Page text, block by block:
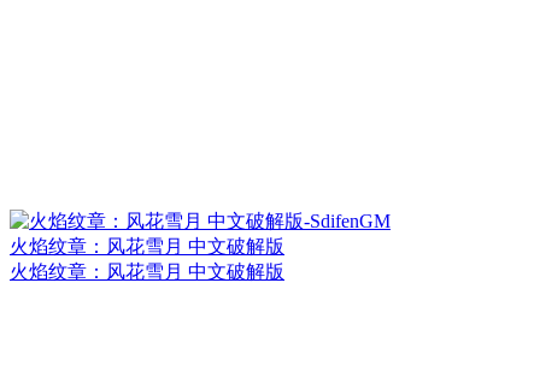
火焰纹章：风花雪月 中文破解版
火焰纹章：风花雪月 中文破解版